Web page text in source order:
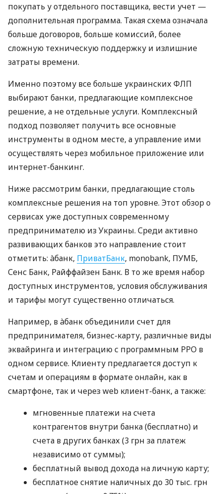
покупать у отдельного поставщика, вести учет —
дополнительная программа. Такая схема означала
больше договоров, больше комиссий, более
сложную техническую поддержку и излишние
затраты времени.
Именно поэтому все больше украинских ФЛП
выбирают банки, предлагающие комплексное
решение, а не отдельные услуги. Комплексный
подход позволяет получить все основные
инструменты в одном месте, а управление ими
осуществлять через мобильное приложение или
интернет-банкинг.
Ниже рассмотрим банки, предлагающие столь
комплексные решения на топ уровне. Этот обзор о
сервисах уже доступных современному
предпринимателю из Украины. Среди активно
развивающих банков это направление стоит
отметить: àбанк, ПриватБанк, monobank, ПУМБ,
Сенс Банк, Райффайзен Банк. В то же время набор
доступных инструментов, условия обслуживания
и тарифы могут существенно отличаться.
Например, в àбанк объединили счет для
предпринимателя, бизнес-карту, различные виды
эквайринга и интеграцию с программным РРО в
одном сервисе. Клиенту предлагается доступ к
счетам и операциям в формате онлайн, как в
смартфоне, так и через web клиент-банк, а также:
мгновенные платежи на счета
контрагентов внутри банка (бесплатно) и
счета в других банках (3 грн за платеж
независимо от суммы);
бесплатный вывод дохода на личную карту;
бесплатное снятие наличных до 30 тыс. грн